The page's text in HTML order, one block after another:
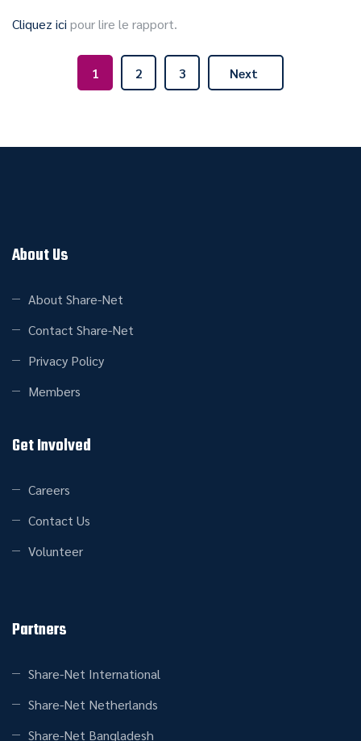
Cliquez ici pour lire le rapport.
1 2 3 Next
About Us
About Share-Net
Contact Share-Net
Privacy Policy
Members
Get Involved
Careers
Contact Us
Volunteer
Partners
Share-Net International
Share-Net Netherlands
Share-Net Bangladesh